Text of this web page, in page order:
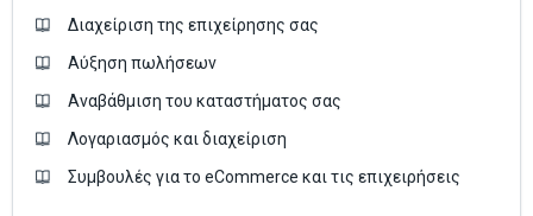
Διαχείριση της επιχείρησης σας
Аύξηση πωλήσεων
Αναβάθμιση του καταστήματος σας
Λογαριασμός και διαχείριση
Συμβουλές για το eCommerce και τις επιχειρήσεις